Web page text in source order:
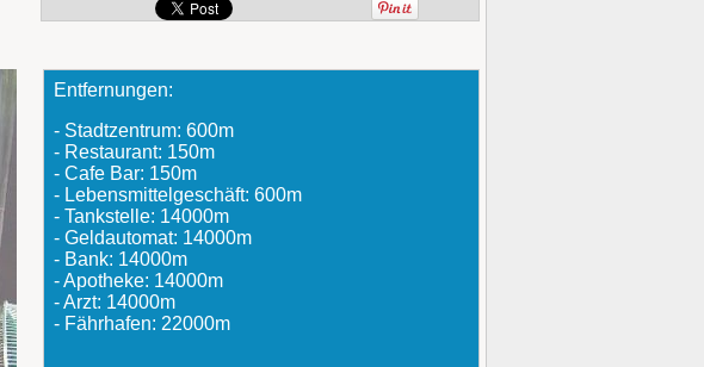
Entfernungen:
- Stadtzentrum: 600m
- Restaurant: 150m
- Cafe Bar: 150m
- Lebensmittelgeschäft: 600m
- Tankstelle: 14000m
- Geldautomat: 14000m
- Bank: 14000m
- Apotheke: 14000m
- Arzt: 14000m
- Fährhafen: 22000m